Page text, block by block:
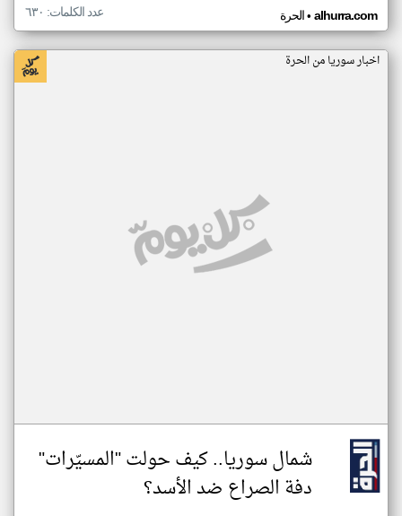
الحرة• alhurra.com عدد الكلمات: ٦٣٠
اخبار سوريا من الحرة
شمال سوريا.. كيف حولت "المسيّرات"
دفة الصراع ضد الأسد؟